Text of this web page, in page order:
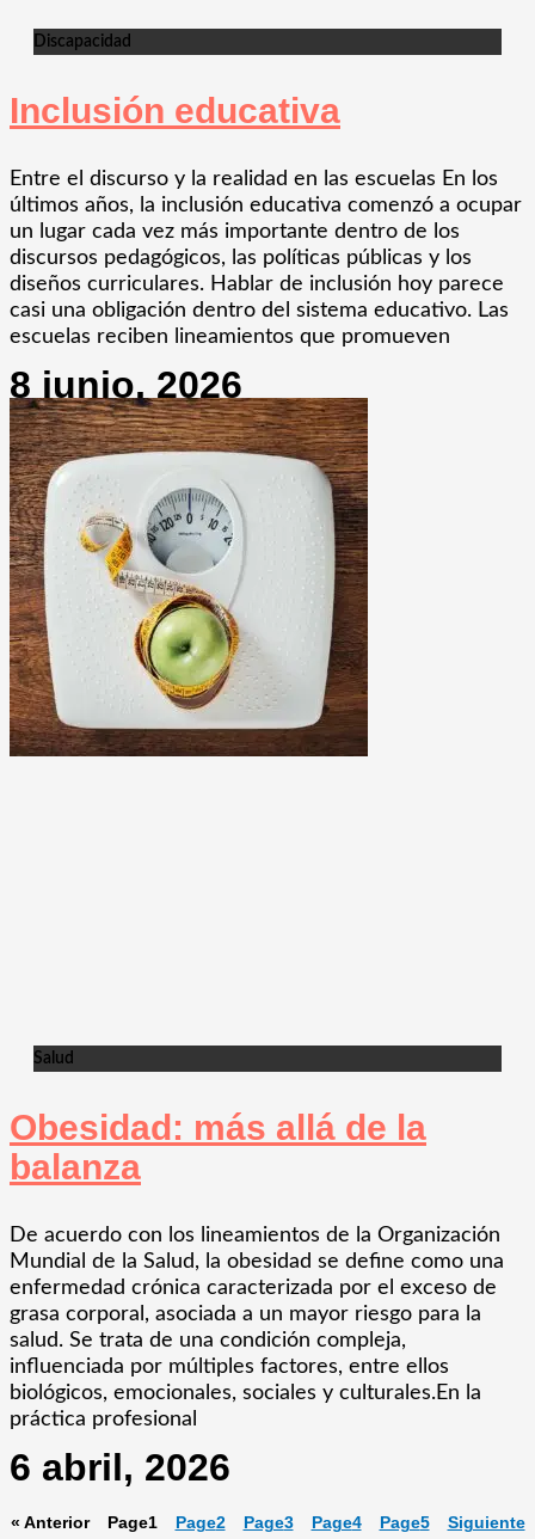
Discapacidad
Inclusión educativa
Entre el discurso y la realidad en las escuelas En los
últimos años, la inclusión educativa comenzó a ocupar
un lugar cada vez más importante dentro de los
discursos pedagógicos, las políticas públicas y los
diseños curriculares. Hablar de inclusión hoy parece
casi una obligación dentro del sistema educativo. Las
escuelas reciben lineamientos que promueven
8 junio, 2026
Salud
Obesidad: más allá de la
balanza
De acuerdo con los lineamientos de la Organización
Mundial de la Salud, la obesidad se define como una
enfermedad crónica caracterizada por el exceso de
grasa corporal, asociada a un mayor riesgo para la
salud. Se trata de una condición compleja,
influenciada por múltiples factores, entre ellos
biológicos, emocionales, sociales y culturales.En la
práctica profesional
6 abril, 2026
« Anterior Page1 Page2 Page3 Page4 Page5 Siguiente